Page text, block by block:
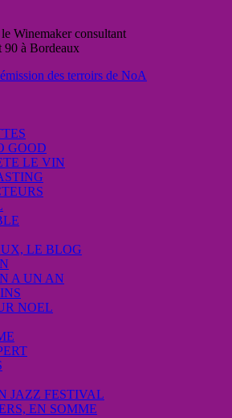
Winemaker consultant
90 à Bordeaux
des terroirs de NoA
GOOD
LE VIN
LE BLOG
A UN AN
NOEL
JAZZ FESTIVAL
EN SOMME